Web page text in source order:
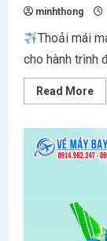
minhthong
Thoải mái
cho hành trình
Read More
–
26%